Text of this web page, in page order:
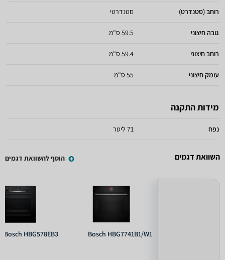
רוחב (סטנדרט) סטנדרטי
גובה חיצוני 59.5 ס"מ
רוחב חיצוני 59.4 ס"מ
עומק חיצוני 55 ס"מ
מידות התקנה
נפח 71 ליטר
השוואת דגמים הוסף להשוואת דגמים
Bosch HBG7741B1/W1
Bosch HBG578EB3